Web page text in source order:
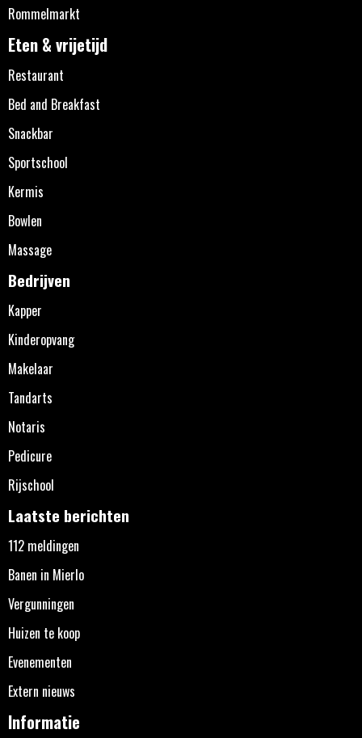
Rommelmarkt
Eten & vrijetijd
Restaurant
Bed and Breakfast
Snackbar
Sportschool
Kermis
Bowlen
Massage
Bedrijven
Kapper
Kinderopvang
Makelaar
Tandarts
Notaris
Pedicure
Rijschool
Laatste berichten
112 meldingen
Banen in Mierlo
Vergunningen
Huizen te koop
Evenementen
Extern nieuws
Informatie